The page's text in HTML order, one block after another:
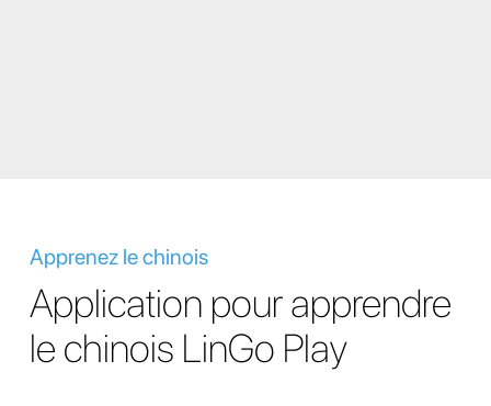
Apprenez le chinois
Application pour apprendre
le chinois LinGo Play